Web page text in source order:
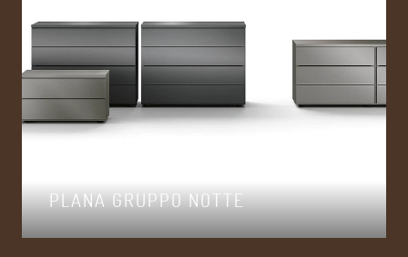
PLANA GRUPPO NOTTE